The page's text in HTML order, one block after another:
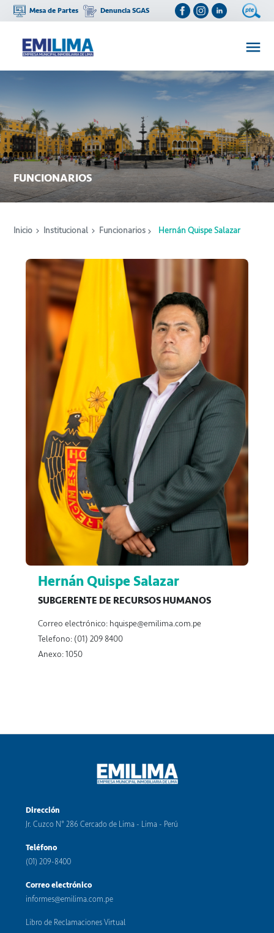
Mesa de Partes Denuncia SGAS
FUNCIONARIOS
Inicio Institucional Funcionarios Hernán Quispe Salazar
Hernán Quispe Salazar
SUBGERENTE DE RECURSOS HUMANOS
Correo electrónico: hquispe@emilima.com.pe
Telefono: (01) 209 8400
Anexo: 1050
Dirección
Jr. Cuzco N° 286 Cercado de Lima - Lima - Perú
Teléfono
(01) 209-8400
Correo electrónico
informes@emilima.com.pe
Libro de Reclamaciones Virtual